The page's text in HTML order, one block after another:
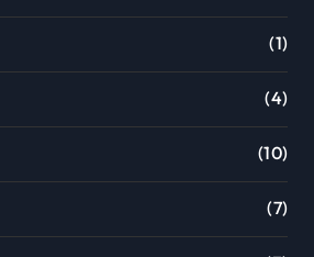
(1)
(4)
(10)
(7)